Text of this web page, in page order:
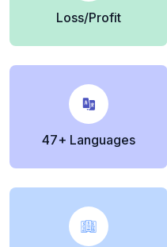
Loss/Profit
47+ Languages